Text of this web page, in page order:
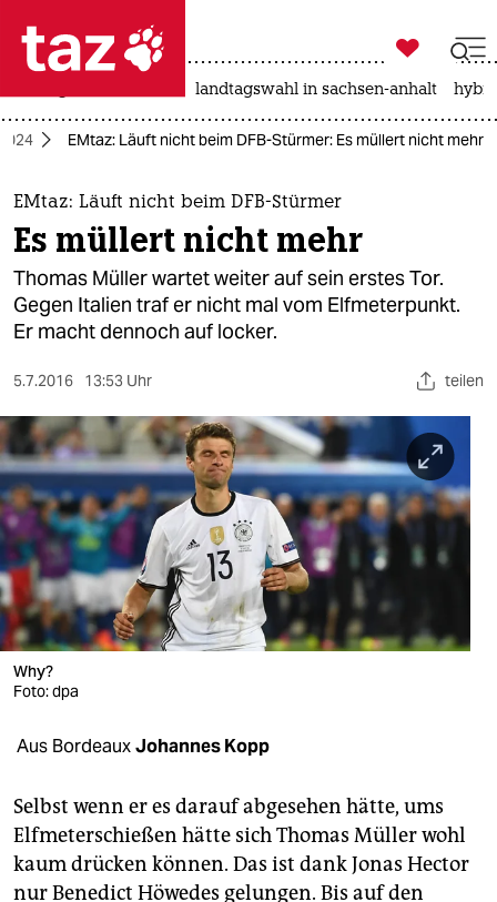
 taz zahl ich
taz zahl ich
themen
politik
öko
sport
berlin
nord
wahrheit
verlag
verlag
veranstaltungen
fragen & hilfe
unterstützen

taz zahl ich
landtagswahl in sachsen-anhalt
EMtaz: Läuft nicht beim DFB-Stürmer: Es müllert nicht mehr
EMtaz: Läuft nicht beim DFB-Stürmer
Es müllert nicht mehr
Thomas Müller wartet weiter auf sein erstes Tor.
Gegen Italien traf er nicht mal vom Elfmeterpunkt.
Er macht dennoch auf locker.
5.7.2016 13:53 Uhr teilen
Why?
Foto: dpa
Aus BordeauxJohannes Kopp
Selbst wenn er es darauf abgesehen hätte, ums
Elfmeterschießen hätte sich Thomas Müller wohl
kaum drücken können. Das ist dank Jonas Hector
nur Benedict Höwedes gelungen. Bis auf den